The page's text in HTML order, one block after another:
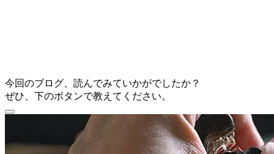
今回のブログ、読んでみていかがでしたか？
ぜひ、下のボタンで教えてください。